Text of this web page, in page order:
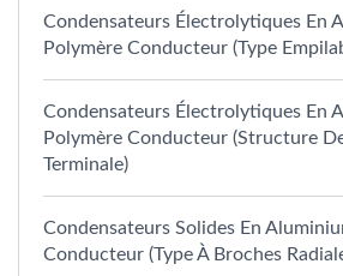
Condensateurs Électrolytiques En
Polymère Conducteur (type
Condensateurs Électrolytiques En
Polymère Conducteur (structure
Terminale)
Condensateurs Solides En
Conducteur (type À Broches